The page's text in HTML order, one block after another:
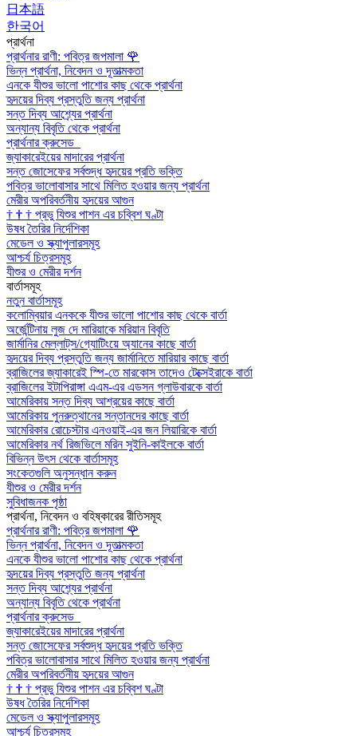
日本語
한국어
প্রার্থনা
প্রার্থনার রাণী: পবিত্র জপমালা 🌹
ভিন্ন প্রার্থনা, নিবেদন ও দূতাত্মকতা
এনকে যীশুর ভালো পাশোর কাছ থেকে প্রার্থনা
হৃদয়ের দিব্য প্রস্তুতি জন্য প্রার্থনা
সন্ত দিব্য আশ্র্যের প্রার্থনা
অন্যান্য বিবৃতি থেকে প্রার্থনা
প্রার্থনার ক্রুসেড
জ্যাকারেইয়ের মাদারের প্রার্থনা
সন্ত জোসেফের সর্বশুদ্ধ হৃদয়ের প্রতি ভক্তি
পবিত্র ভালোবাসার সাথে মিলিত হওয়ার জন্য প্রার্থনা
মেরীর অপরিবর্তনীয় হৃদয়ের আগুন
† † † প্রভু যিশুর পাশন এর চব্বিশ ঘণ্টা
উষধ তৈরির নির্দেশিকা
মেডেল ও স্ক্যাপুলারসমূহ
আশ্চর্য চিত্রসমূহ
যীশুর ও মেরীর দর্শন
বার্তাসমূহ
নতুন বার্তাসমূহ
কলোম্বিয়ার এনককে যীশুর ভালো পাশোর কাছ থেকে বার্তা
অর্জেন্টিনায় লুজ দে মারিয়াকে মরিয়ান বিবৃতি
জার্মানির মেল্লাট্‌স/গ্যোটিংয়ে অ্যানের কাছে বার্তা
হৃদয়ের দিব্য প্রস্তুতি জন্য জার্মানিতে মারিয়ার কাছে বার্তা
ব্রাজিলের জ্যাকারেই স্পি-তে মারকোস তাদেও টেক্সেইরাকে বার্তা
ব্রাজিলের ইটাপিরাঙ্গা এএম-এর এডসন গ্লাউবারকে বার্তা
আমেরিকায় সন্ত দিব্য আশ্রয়ের কাছে বার্তা
আমেরিকায় পুনরুত্থানের সন্তানদের কাছে বার্তা
আমেরিকার রোচেস্টার এনওয়াই-এর জন লিয়ারিকে বার্তা
আমেরিকার নর্থ রিজভিলে মরিন সুইনি-কাইলকে বার্তা
বিভিন্ন উৎস থেকে বার্তাসমূহ
সংকেতগুলি অনুসন্ধান করুন
যীশুর ও মেরীর দর্শন
সুবিধাজনক পৃষ্ঠা
প্রার্থনা, নিবেদন ও বহিষ্কারের রীতিসমূহ
প্রার্থনার রাণী: পবিত্র জপমালা 🌹
ভিন্ন প্রার্থনা, নিবেদন ও দূতাত্মকতা
এনকে যীশুর ভালো পাশোর কাছ থেকে প্রার্থনা
হৃদয়ের দিব্য প্রস্তুতি জন্য প্রার্থনা
সন্ত দিব্য আশ্র্যের প্রার্থনা
অন্যান্য বিবৃতি থেকে প্রার্থনা
প্রার্থনার ক্রুসেড
জ্যাকারেইয়ের মাদারের প্রার্থনা
সন্ত জোসেফের সর্বশুদ্ধ হৃদয়ের প্রতি ভক্তি
পবিত্র ভালোবাসার সাথে মিলিত হওয়ার জন্য প্রার্থনা
মেরীর অপরিবর্তনীয় হৃদয়ের আগুন
† † † প্রভু যিশুর পাশন এর চব্বিশ ঘণ্টা
উষধ তৈরির নির্দেশিকা
মেডেল ও স্ক্যাপুলারসমূহ
আশ্চর্য চিত্রসমূহ